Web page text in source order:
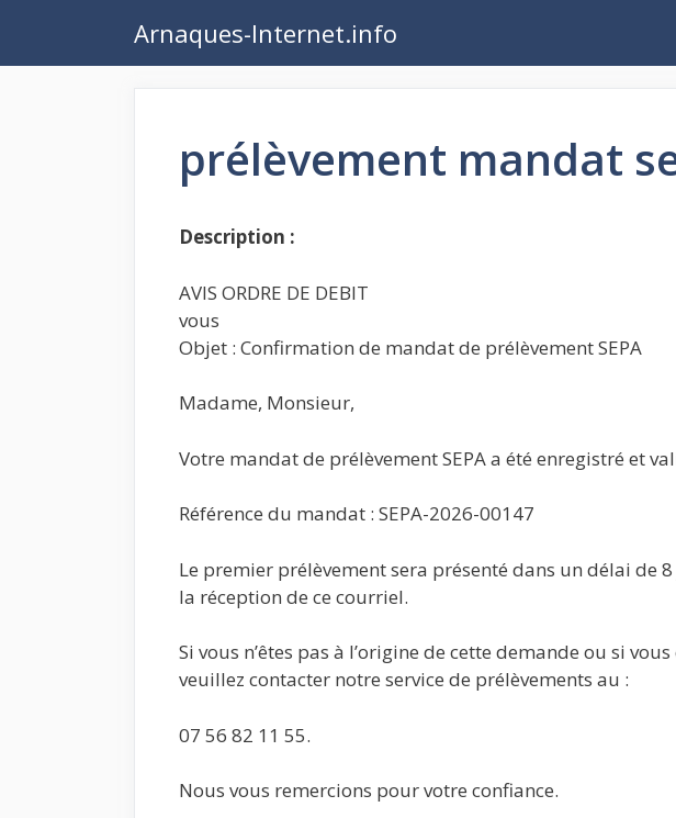
contenu
Arnaques-Internet.info
prélèvement mandat
Description :
AVIS ORDRE DE DEBIT
​vous
​Objet : Confirmation de mandat de prélèvement SEPA
Madame, Monsieur,
Votre mandat de prélèvement SEPA a été enregistré et
Référence du mandat : SEPA-2026-00147
Le premier prélèvement sera présenté dans un délai de
la réception de ce courriel.
Si vous n’êtes pas à l’origine de cette demande ou si
veuillez contacter notre service de prélèvements au :
07 56 82 11 55.
Nous vous remercions pour votre confiance.